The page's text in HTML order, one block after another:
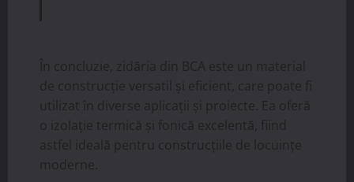
În concluzie, zidăria din BCA este un material
de construcție versatil și eficient, care poate fi
utilizat în diverse aplicații și proiecte. Ea oferă
o izolație termică și fonică excelentă, fiind
astfel ideală pentru construcțiile de locuințe
moderne.